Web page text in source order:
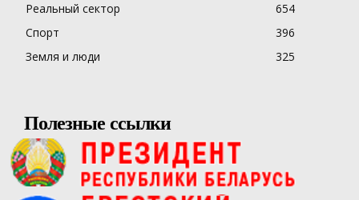
Реальный сектор
654
Спорт
396
Земля и люди
325
Полезные ссылки